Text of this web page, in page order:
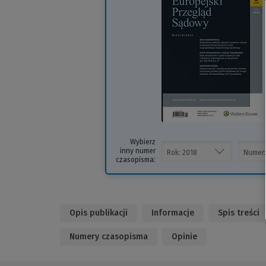
Wybierz
inny numer
czasopisma:
Opis publikacji Informacje Spis treści
Numery czasopisma Opinie